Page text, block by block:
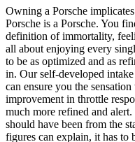
Owning a Porsche
Porsche is a Porsche. You
definition of immortality,
all about enjoying every
to be as optimized and as
in. Our self-developed
can ensure you the
improvement in throttle
much more refined and
should have been from the
figures can explain, it has to